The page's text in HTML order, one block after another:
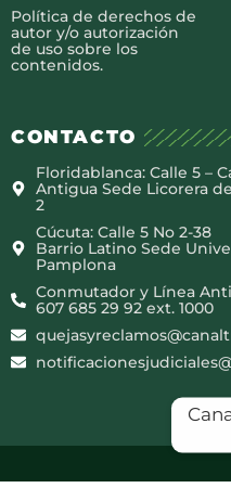
Política de derechos de
autor y/o autorización
de uso sobre los
contenidos.
CONTACTO
Floridablanca: Calle 5 –
Antigua Sede Licorera
2
Cúcuta: Calle 5 No 2-38
Barrio Latino Sede
Pamplona
Conmutador y Línea
607 685 29 92 ext. 1000